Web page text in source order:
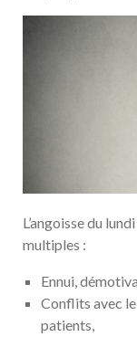
L’angoisse du
multiples :
Ennui,
Conflits avec le
patients,